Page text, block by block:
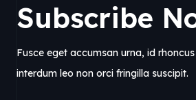
Subscribe
Fusce eget accumsan urna, id
interdum leo non orci fringilla suscipit.